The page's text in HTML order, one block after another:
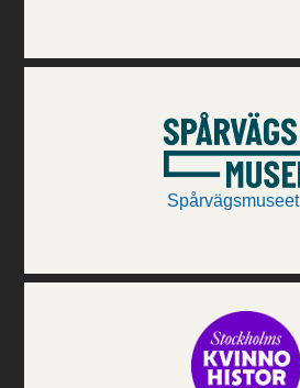
Spårvägsmuseet